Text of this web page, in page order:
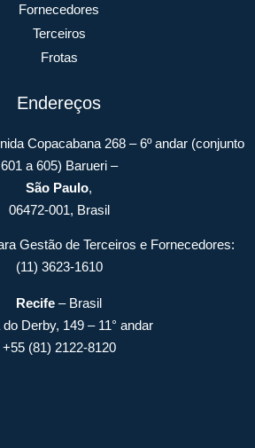
Fornecedores
Terceiros
Frotas
Endereços
Copacabana 268 – 6º andar (conjunto
601 a 605) Barueri –
São Paulo,
06472-001, Brasil
Gestão de Terceiros e Fornecedores:
(11) 3623-1610
Recife – Brasil
Derby, 149 – 11° andar
+55 (81) 2122-8120